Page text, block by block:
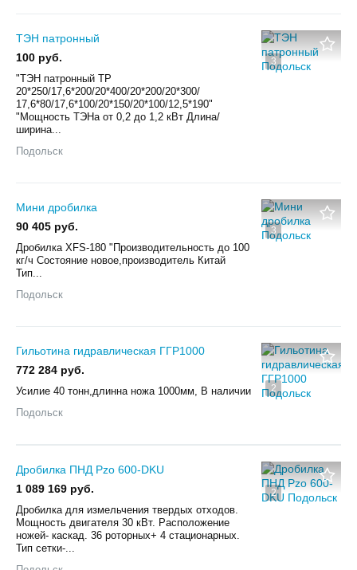
3
ТЭН патронный
100 руб.
"ТЭН патронный TP
20*250/17,6*200/20*400/20*200/20*300/
17,6*80/17,6*100/20*150/20*100/12,5*190"
"Мощность ТЭНа от 0,2 до 1,2 кВт Длина/
ширина...
Подольск
3
Мини дробилка
90 405 руб.
Дробилка XFS-180 "Производительность до 100
кг/ч Состояние новое,производитель Китай
Тип...
Подольск
2
Гильотина гидравлическая ГГР1000
772 284 руб.
Усилие 40 тонн,длинна ножа 1000мм, В наличии
Подольск
2
Дробилка ПНД Pzo 600-DKU
1 089 169 руб.
Дробилка для измельчения твердых отходов.
Мощность двигателя 30 кВт. Расположение
ножей- каскад. 36 роторных+ 4 стационарных.
Тип сетки-...